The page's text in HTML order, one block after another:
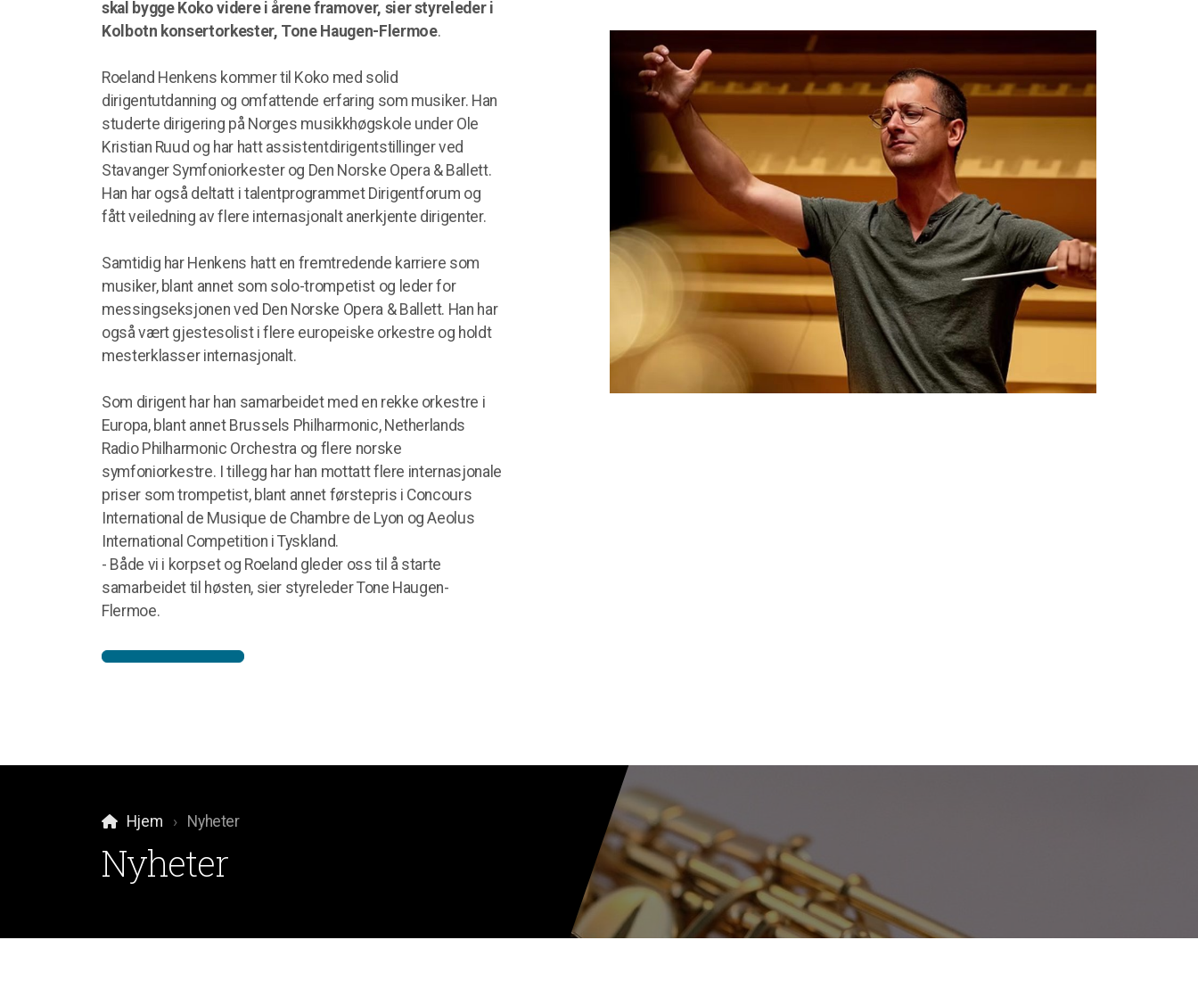
skal bygge Koko videre i årene framover, sier styreleder i
Kolbotn konsertorkester, Tone Haugen-Flermoe.
Roeland Henkens kommer til Koko med solid
dirigentutdanning og omfattende erfaring som musiker. Han
studerte dirigering på Norges musikkhøgskole under Ole
Kristian Ruud og har hatt assistentdirigentstillinger ved
Stavanger Symfoniorkester og Den Norske Opera & Ballett.
Han har også deltatt i talentprogrammet Dirigentforum og
fått veiledning av flere internasjonalt anerkjente dirigenter.
Samtidig har Henkens hatt en fremtredende karriere som
musiker, blant annet som solo-trompetist og leder for
messingseksjonen ved Den Norske Opera & Ballett. Han har
også vært gjestesolist i flere europeiske orkestre og holdt
mesterklasser internasjonalt.
Som dirigent har han samarbeidet med en rekke orkestre i
Europa, blant annet Brussels Philharmonic, Netherlands
Radio Philharmonic Orchestra og flere norske
symfoniorkestre. I tillegg har han mottatt flere internasjonale
priser som trompetist, blant annet førstepris i Concours
International de Musique de Chambre de Lyon og Aeolus
International Competition i Tyskland.
- Både vi i korpset og Roeland gleder oss til å starte
samarbeidet til høsten, sier styreleder Tone Haugen-
Flermoe.
Hjem Nyheter
Nyheter